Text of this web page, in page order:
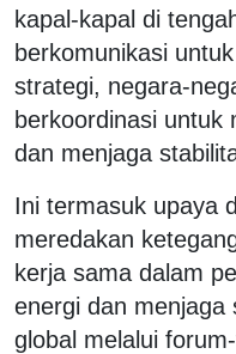
kapal-kapal di
berkomunikasi
strategi, negara-
berkoordinasi untuk
dan menjaga
Ini termasuk upaya
meredakan
kerja sama dalam
energi dan menjaga
global melalui